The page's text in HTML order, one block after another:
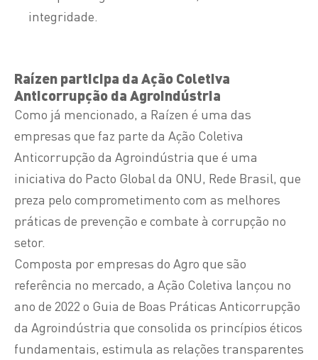
integridade.
Raízen participa da Ação Coletiva
Anticorrupção da Agroindústria
Como já mencionado, a Raízen é uma das
empresas que faz parte da Ação Coletiva
Anticorrupção da Agroindústria que é uma
iniciativa do Pacto Global da ONU, Rede Brasil, que
preza pelo comprometimento com as melhores
práticas de prevenção e combate à corrupção no
setor.
Composta por empresas do Agro que são
referência no mercado, a Ação Coletiva lançou no
ano de 2022 o Guia de Boas Práticas Anticorrupção
da Agroindústria que consolida os princípios éticos
fundamentais, estimula as relações transparentes